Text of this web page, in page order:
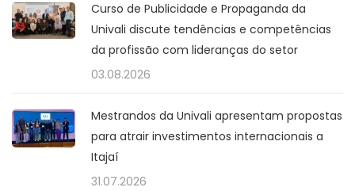
Curso de Publicidade e Propaganda da
Univali discute tendências e competências
da profissão com lideranças do setor
03.08.2026
Mestrandos da Univali apresentam propostas
para atrair investimentos internacionais a
Itajaí
31.07.2026